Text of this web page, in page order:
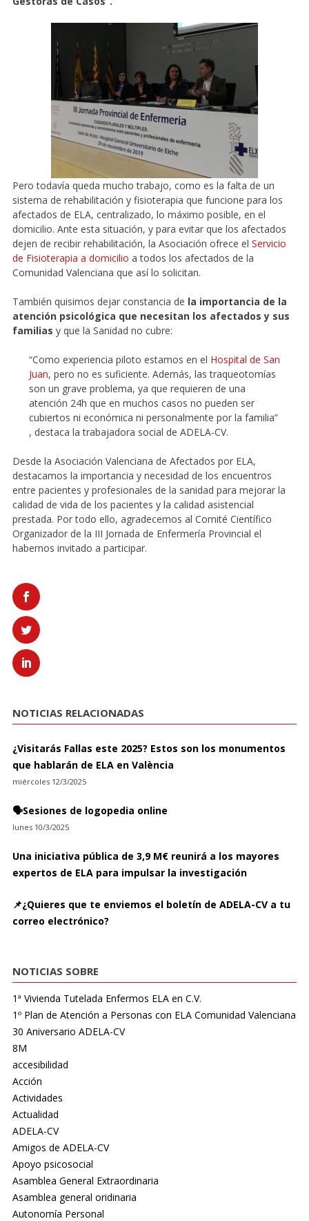
Pero todavía queda mucho trabajo, como es la falta de un
sistema de rehabilitación y fisioterapia que funcione para los
afectados de ELA, centralizado, lo máximo posible, en el
domicilio. Ante esta situación, y para evitar que los afectados
dejen de recibir rehabilitación, la Asociación ofrece el Servicio
de Fisioterapia a domicilio a todos los afectados de la
Comunidad Valenciana que así lo solicitan.
También quisimos dejar constancia de la importancia de la
atención psicológica que necesitan los afectados y sus
familias y que la Sanidad no cubre:
“Como experiencia piloto estamos en el Hospital de San
Juan, pero no es suficiente. Además, las traqueotomías
son un grave problema, ya que requieren de una
atención 24h que en muchos casos no pueden ser
cubiertos ni económica ni personalmente por la familia”
, destaca la trabajadora social de ADELA-CV.
Desde la Asociación Valenciana de Afectados por ELA,
destacamos la importancia y necesidad de los encuentros
entre pacientes y profesionales de la sanidad para mejorar la
calidad de vida de los pacientes y la calidad asistencial
prestada. Por todo ello, agradecemos al Comité Científico
Organizador de la III Jornada de Enfermería Provincial el
habernos invitado a participar.
NOTICIAS RELACIONADAS
¿Visitarás Fallas este 2025? Estos son los monumentos
que hablarán de ELA en València
miércoles 12/3/2025
🗣️Sesiones de logopedia online
lunes 10/3/2025
Una iniciativa pública de 3,9 M€ reunirá a los mayores
expertos de ELA para impulsar la investigación
📌¿Quieres que te enviemos el boletín de ADELA-CV a tu
correo electrónico?
NOTICIAS SOBRE
1ª Vivienda Tutelada Enfermos ELA en C.V.
1º Plan de Atención a Personas con ELA Comunidad Valenciana
30 Aniversario ADELA-CV
8M
accesibilidad
Acción
Actividades
Actualidad
ADELA-CV
Amigos de ADELA-CV
Apoyo psicosocial
Asamblea General Extraordinaria
Asamblea general oridinaria
Autonomía Personal